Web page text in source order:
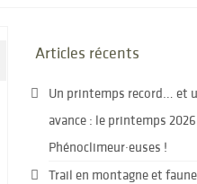
Articles récents
Un printemps record… et
avance : le printemps
Phénoclimeur·euses !
Trail en montagne et